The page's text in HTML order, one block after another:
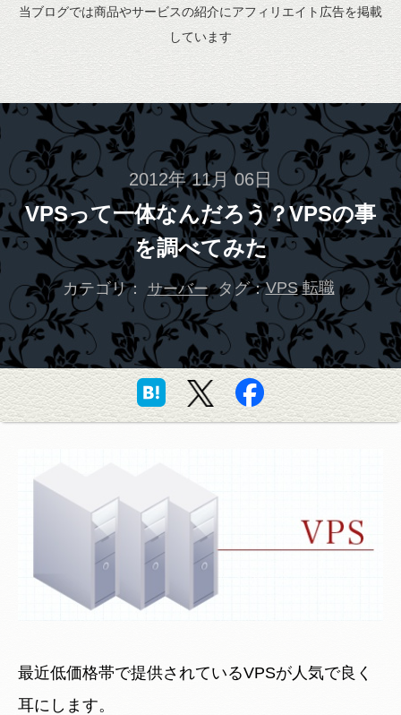
当ブログでは商品やサービスの紹介にアフィリエイト広告を掲載
しています
2012年 11月 06日
VPSって一体なんだろう？VPSの事
を調べてみた
カテゴリ： サーバー タグ：VPS 転職
最近低価格帯で提供されているVPSが人気で良く
耳にします。